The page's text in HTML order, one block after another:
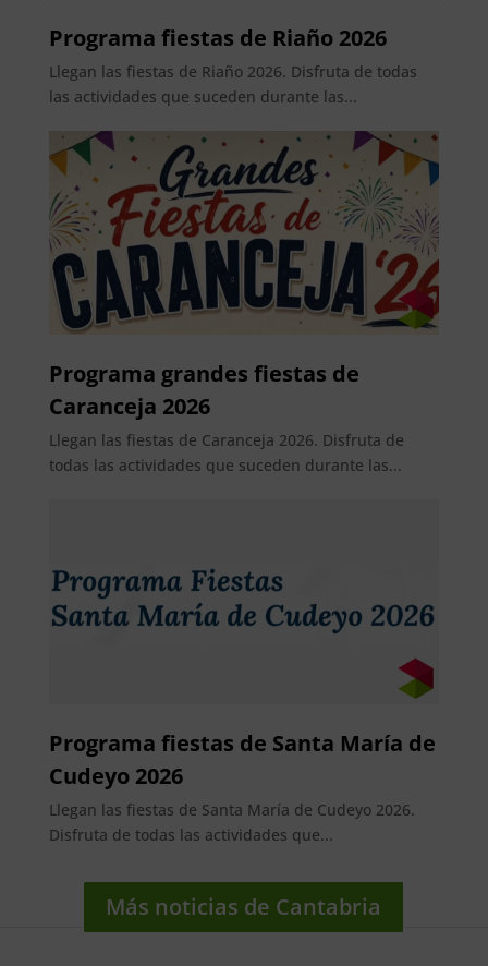
Programa fiestas de Riaño 2026
Llegan las fiestas de Riaño 2026. Disfruta de todas
las actividades que suceden durante las...
Programa grandes fiestas de
Caranceja 2026
Llegan las fiestas de Caranceja 2026. Disfruta de
todas las actividades que suceden durante las...
Programa fiestas de Santa María de
Cudeyo 2026
Llegan las fiestas de Santa María de Cudeyo 2026.
Disfruta de todas las actividades que...
Más noticias de Cantabria